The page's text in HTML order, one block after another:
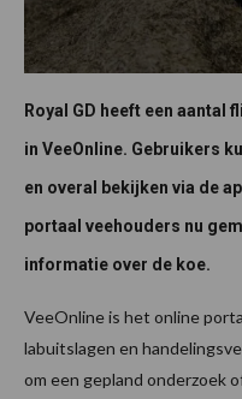
Royal GD heeft een aantal
in VeeOnline. Gebruikers
en overal bekijken via de
portaal veehouders nu
informatie over de koe.
VeeOnline is het online
labuitslagen en
om een gepland onderzoek